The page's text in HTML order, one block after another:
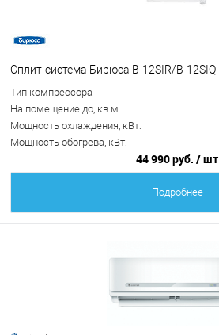
Сплит-система Бирюса B-12SIR/B-12SIQ
Тип компрессора
На помещение до, кв.м
Мощность охлаждения, кВт:
Мощность обогрева, кВт:
44 990 руб. / шт
Подробнее